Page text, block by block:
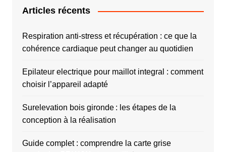
Articles récents
Respiration anti-stress et récupération : ce que la
cohérence cardiaque peut changer au quotidien
Epilateur electrique pour maillot integral : comment
choisir l’appareil adapté
Surelevation bois gironde : les étapes de la
conception à la réalisation
Guide complet : comprendre la carte grise